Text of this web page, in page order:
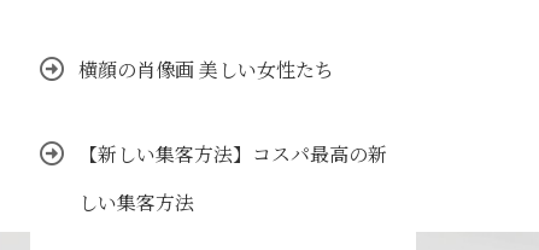
横顔の肖像画 美しい女性たち
【新しい集客方法】コスパ最高の新
しい集客方法